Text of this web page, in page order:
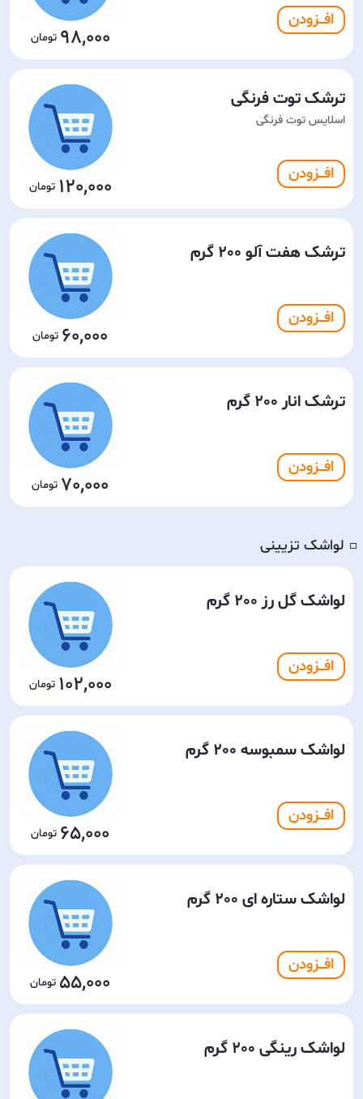
افـــزودن
98,000
ترشک توت فرنگی
اسلایس توت فرنگی
افـــزودن 120,000
ترشک هفت آلو 200 گرم
افـــزودن
60,000
ترشک انار 200 گرم
افـــزودن
70,000
◽️ لواشک تزیینی
لواشک گل رز 200 گرم
افـــزودن
102,000
لواشک سمبوسه 200 گرم
افـــزودن
65,000
لواشک ستاره ای 200 گرم
افـــزودن
55,000
لواشک رینگی 200 گرم